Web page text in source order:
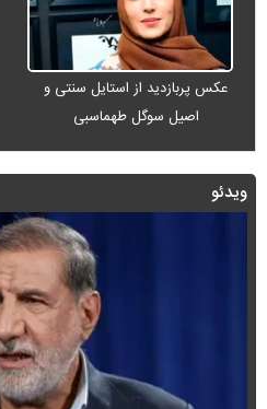
عکس پربازدید از استایل سنتی و
اصیل سوگل طهماسبی
ویدئو